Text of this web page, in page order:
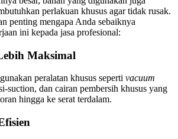
perlakuan khusus agar tidak rusak.
penting mengapa Anda sebaiknya
ini kepada jasa profesional:
Maksimal
peralatan khusus seperti vacuum
suction, dan cairan pembersih khusus yang
hingga ke serat terdalam.